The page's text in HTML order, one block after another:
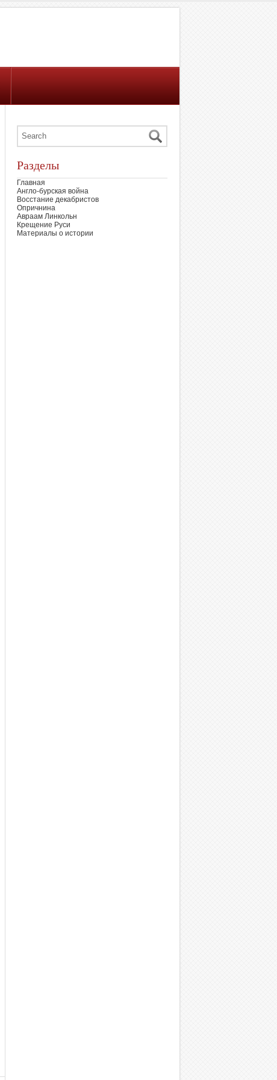
Разделы
Главная
Англо-бурская война
Восстание декабристов
Опричнина
Авраам Линкольн
Крещение Руси
Материалы о истории